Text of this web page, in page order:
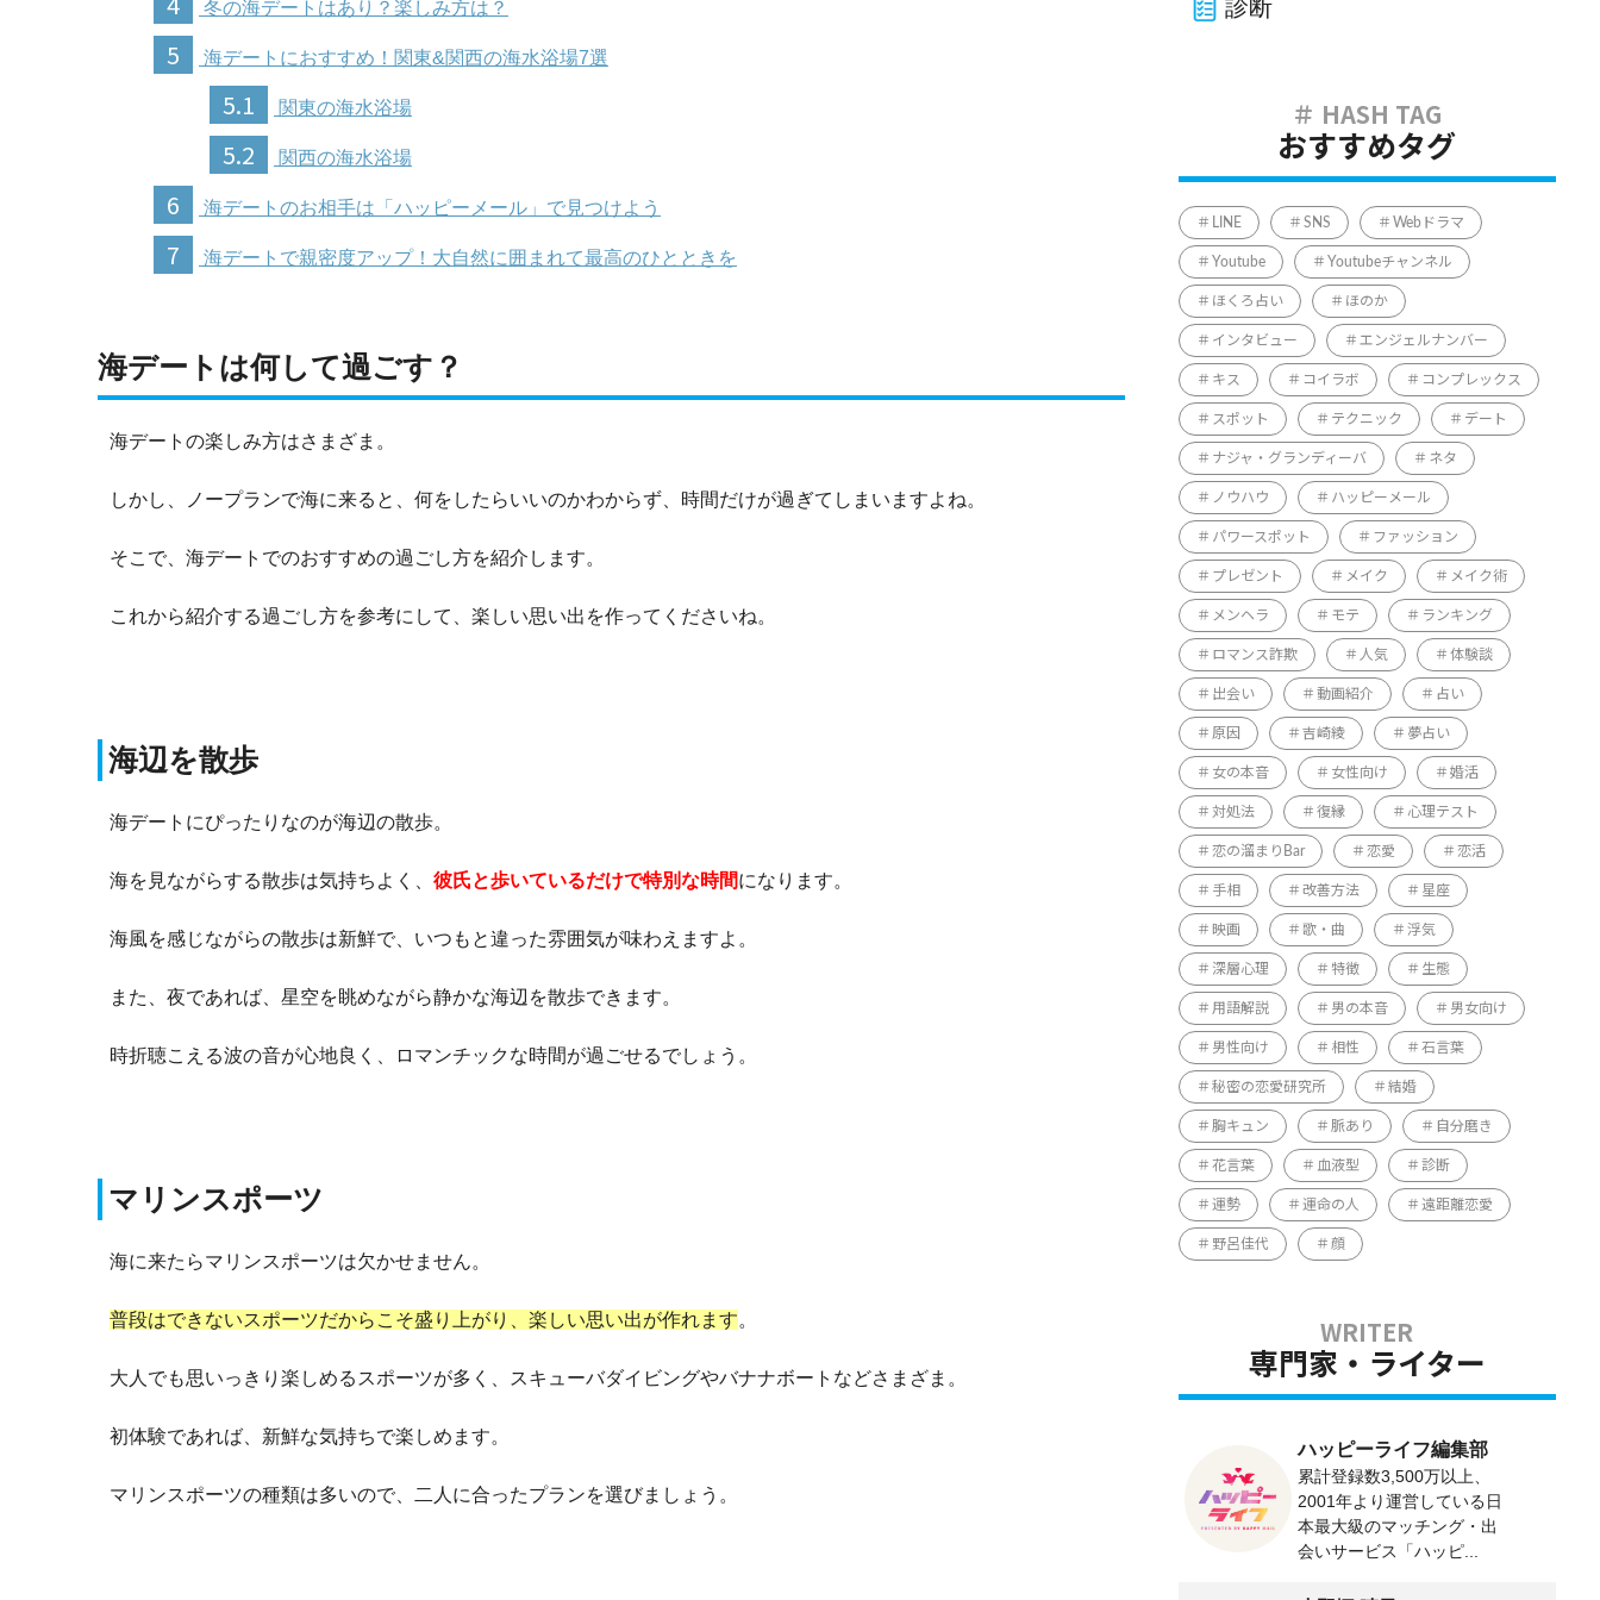
冬の海デートはあり？楽しみ方は？
5 海デートにおすすめ！関東&関西の海水浴場7選
5.1 関東の海水浴場
5.2 関西の海水浴場
6 海デートのお相手は「ハッピーメール」で見つけよう
7 海デートで親密度アップ！大自然に囲まれて最高のひとときを
海デートは何して過ごす？
海デートの楽しみ方はさまざま。
しかし、ノープランで海に来ると、何をしたらいいのかわからず、時間だけが過ぎてしまいますよね。
そこで、海デートでのおすすめの過ごし方を紹介します。
これから紹介する過ごし方を参考にして、楽しい思い出を作ってくださいね。
海辺を散歩
海デートにぴったりなのが海辺の散歩。
海を見ながらする散歩は気持ちよく、 彼氏と歩いているだけで特別な時間になります。
海風を感じながらの散歩は新鮮で、いつもと違った雰囲気が味わえますよ。
また、夜であれば、星空を眺めながら静かな海辺を散歩できます。
時折聴こえる波の音が心地良く、ロマンチックな時間が過ごせるでしょう。
マリンスポーツ
海に来たらマリンスポーツは欠かせません。
普段はできないスポーツだからこそ盛り上がり、楽しい思い出が作れます。
大人でも思いっきり楽しめるスポーツが多く、スキューバダイビングやバナナボートなどさまざま。
初体験であれば、新鮮な気持ちで楽しめます。
マリンスポーツの種類は多いので、二人に合ったプランを選びましょう。
診断
おすすめタグ
LINE SNS Webドラマ
Youtube Youtubeチャンネル
ほくろ占い ほのか
インタビュー エンジェルナンバー
キス コイラボ コンプレックス
スポット テクニック デート
ナジャ・グランディーバ ネタ
ノウハウ ハッピーメール
パワースポット ファッション
プレゼント メイク メイク術
メンヘラ モテ ランキング
ロマンス詐欺 人気 体験談
出会い 動画紹介 占い
原因 吉崎綾 夢占い
女の本音 女性向け 婚活
対処法 復縁 心理テスト
恋の溜まりBar 恋愛 恋活
手相 改善方法 星座
映画 歌・曲 浮気
深層心理 特徴 生態
用語解説 男の本音 男女向け
男性向け 相性 石言葉
秘密の恋愛研究所 結婚
胸キュン 脈あり 自分磨き
花言葉 血液型 診断
運勢 運命の人 遠距離恋愛
野呂佳代 顔
専門家・ライター
ハッピーライフ編集部
累計登録数3,500万以上、
2001年より運営している日
本最大級のマッチング・出
会いサービス「ハッピ...